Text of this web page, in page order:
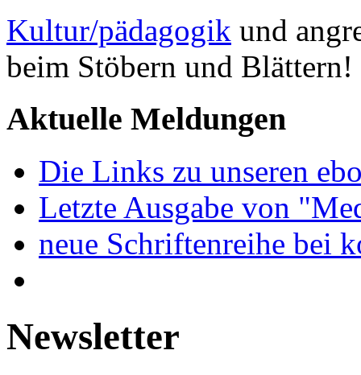
Kultur/pädagogik und
beim Stöbern und Blättern!
Aktuelle Meldungen
Die Links zu unseren
Letzte Ausgabe von
neue Schriftenreihe bei
Newsletter